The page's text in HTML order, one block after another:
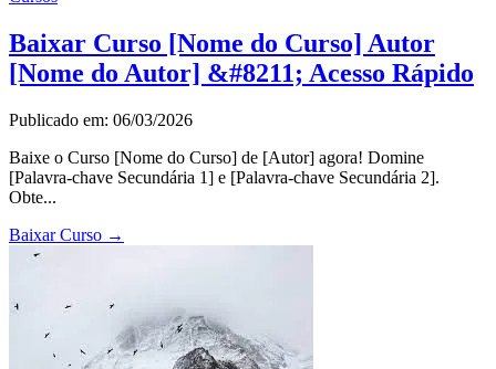
Baixar Curso [Nome do Curso] Autor
[Nome do Autor] &#8211; Acesso Rápido
Publicado em: 06/03/2026
Baixe o Curso [Nome do Curso] de [Autor] agora! Domine
[Palavra-chave Secundária 1] e [Palavra-chave Secundária 2].
Obte...
Baixar Curso →